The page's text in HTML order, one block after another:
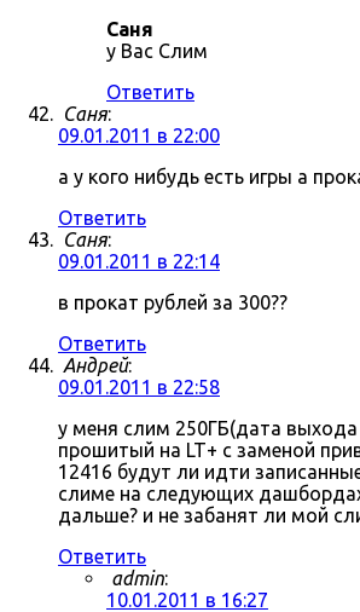
Саня
у Вас Слим
Ответить
Саня:
09.01.2011 в 22:00
а у кого нибудь есть игры а
Ответить
Саня:
09.01.2011 в 22:14
в прокат рублей за 300??
Ответить
Андрей:
09.01.2011 в 22:58
у меня слим 250ГБ(дата
прошитый на LT+ с заменой
12416 будут ли идти
слиме на следующих
дальше? и не забанят ли мой
Ответить
admin:
10.01.2011 в 16:27